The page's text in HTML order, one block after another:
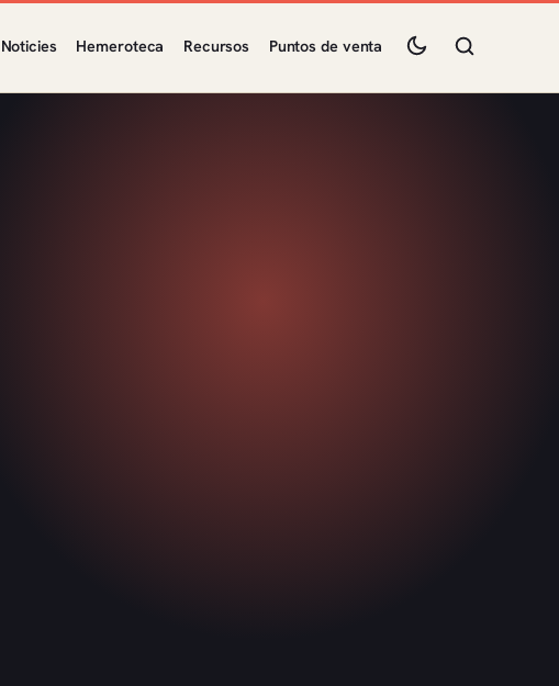
Noticies Hemeroteca Recursos Puntos de venta